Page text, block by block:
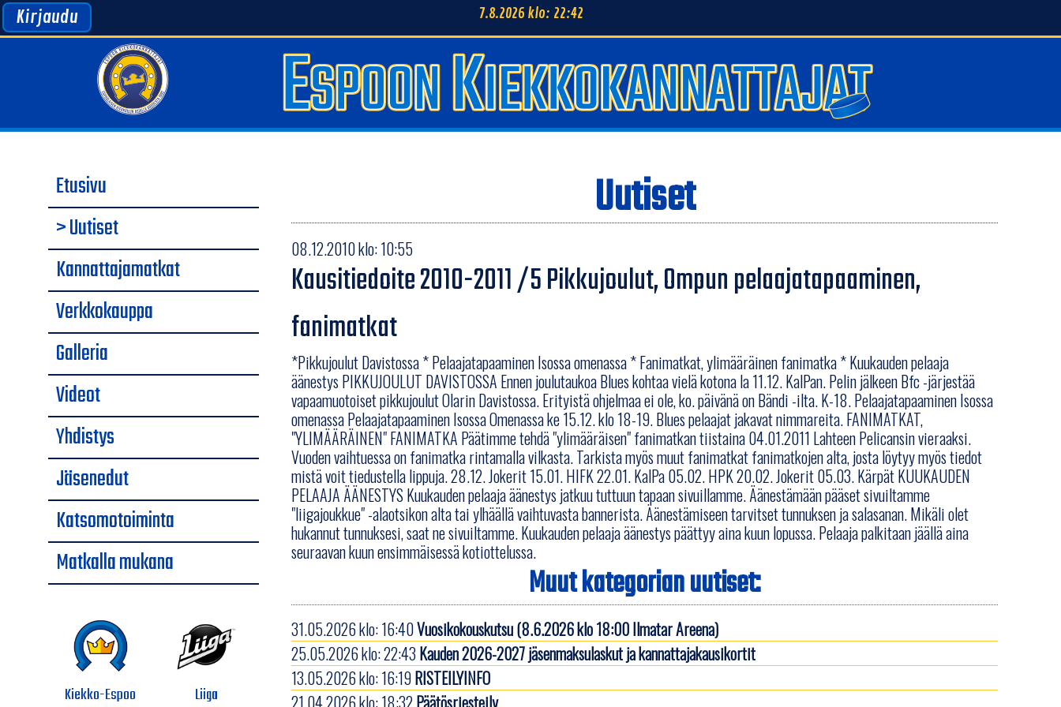
7.8.2026 klo: 22:42
Kirjaudu
Etusivu
> Uutiset
Kannattajamatkat
Verkkokauppa
Galleria
Videot
Yhdistys
Jäsenedut
Katsomotoiminta
Matkalla mukana
Kiekko-Espoo Liiga
Uutiset
08.12.2010 klo: 10:55
Kausitiedoite 2010-2011 /5 Pikkujoulut, Ompun pelaajatapaaminen,
fanimatkat
*Pikkujoulut Davistossa * Pelaajatapaaminen Isossa omenassa * Fanimatkat, ylimääräinen fanimatka * Kuukauden pelaaja
äänestys PIKKUJOULUT DAVISTOSSA Ennen joulutaukoa Blues kohtaa vielä kotona la 11.12. KalPan. Pelin jälkeen Bfc -järjestää
vapaamuotoiset pikkujoulut Olarin Davistossa. Erityistä ohjelmaa ei ole, ko. päivänä on Bändi -ilta. K-18. Pelaajatapaaminen Isossa
omenassa Pelaajatapaaminen Isossa Omenassa ke 15.12. klo 18-19. Blues pelaajat jakavat nimmareita. FANIMATKAT,
"YLIMÄÄRÄINEN" FANIMATKA Päätimme tehdä "ylimääräisen" fanimatkan tiistaina 04.01.2011 Lahteen Pelicansin vieraaksi.
Vuoden vaihtuessa on fanimatka rintamalla vilkasta. Tarkista myös muut fanimatkat fanimatkojen alta, josta löytyy myös tiedot
mistä voit tiedustella lippuja. 28.12. Jokerit 15.01. HIFK 22.01. KalPa 05.02. HPK 20.02. Jokerit 05.03. Kärpät KUUKAUDEN
PELAAJA ÄÄNESTYS Kuukauden pelaaja äänestys jatkuu tuttuun tapaan sivuillamme. Äänestämään pääset sivuiltamme
"liigajoukkue" -alaotsikon alta tai ylhäällä vaihtuvasta bannerista. Äänestämiseen tarvitset tunnuksen ja salasanan. Mikäli olet
hukannut tunnuksesi, saat ne sivuiltamme. Kuukauden pelaaja äänestys päättyy aina kuun lopussa. Pelaaja palkitaan jäällä aina
seuraavan kuun ensimmäisessä kotiottelussa.
Muut kategorian uutiset:
31.05.2026 klo: 16:40Vuosikokouskutsu (8.6.2026 klo 18:00 Ilmatar Areena)
25.05.2026 klo: 22:43Kauden 2026-2027 jäsenmaksulaskut ja kannattajakausikortit
13.05.2026 klo: 16:19RISTEILYINFO
21.04.2026 klo: 18:32Päätösriesteily